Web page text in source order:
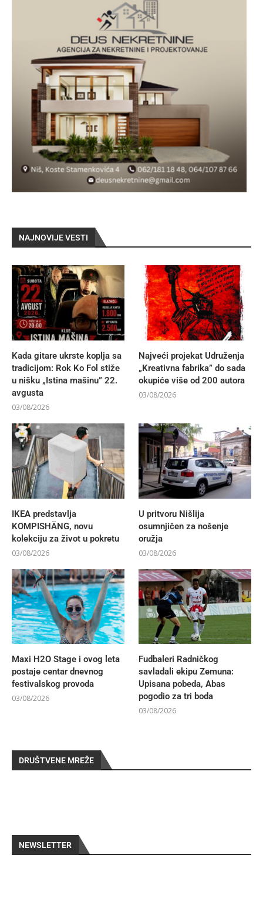
NAJNOVIJE VESTI
Kada gitare ukrste koplja sa
tradicijom: Rok Ko Fol stiže
u nišku „Istina mašinu” 22.
avgusta
03/08/2026
Najveći projekat Udruženja
„Kreativna fabrika” do sada
okupiće više od 200 autora
03/08/2026
IKEA predstavlja
KOMPISHÄNG, novu
kolekciju za život u pokretu
03/08/2026
U pritvoru Nišlija
osumnjičen za nošenje
oružja
03/08/2026
Maxi H2O Stage i ovog leta
postaje centar dnevnog
festivalskog provoda
03/08/2026
Fudbaleri Radničkog
savladali ekipu Zemuna:
Upisana pobeda, Abas
pogodio za tri boda
03/08/2026
DRUŠTVENE MREŽE
NEWSLETTER